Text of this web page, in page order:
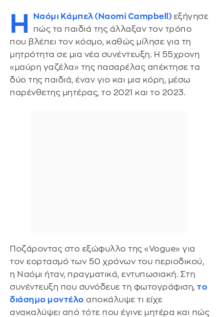
Η Ναόμι Κάμπελ (Naomi Campbell) εξήγησε
πώς τα παιδιά της άλλαξαν τον τρόπο
που βλέπει τον κόσμο, καθώς μίλησε για τη
μητρότητα σε μια νέα συνέντευξη. Η 55χρονη
«μαύρη γαζέλα» της πασαρέλας απέκτησε τα
δύο της παιδιά, έναν γιο και μια κόρη, μέσω
παρένθετης μητέρας, το 2021 και το 2023.
Ποζάροντας στο εξώφυλλο της «Vogue» για
τον εορτασμό των 50 χρόνων του περιοδικού,
η Ναόμι ήταν, πραγματικά, εντυπωσιακή. Στη
συνέντευξη που συνόδευε τη φωτογράφιση, το
διάσημο μοντέλο αποκάλυψε τι είχε
ανακαλύψει από τότε που έγινε μητέρα και πώς